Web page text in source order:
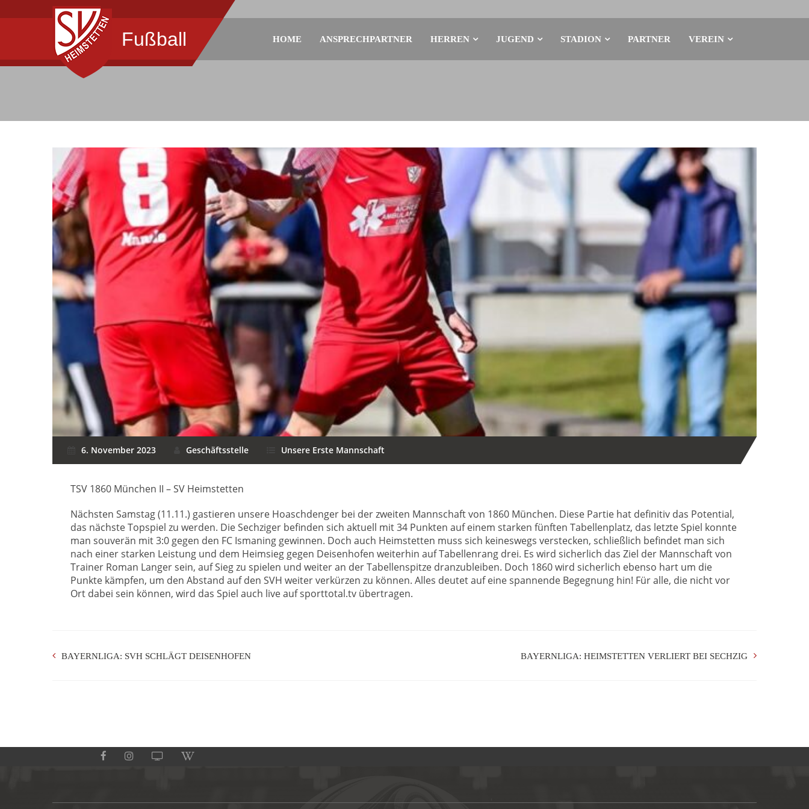
Fußball HOME ANSPRECHPARTNER HERREN JUGEND STADION PARTNER VEREIN
6. November 2023 Geschäftsstelle Unsere Erste Mannschaft
TSV 1860 München II – SV Heimstetten
Nächsten Samstag (11.11.) gastieren unsere Hoaschdenger bei der zweiten Mannschaft von 1860 München. Diese Partie hat definitiv das Potential,
das nächste Topspiel zu werden. Die Sechziger befinden sich aktuell mit 34 Punkten auf einem starken fünften Tabellenplatz, das letzte Spiel konnte
man souverän mit 3:0 gegen den FC Ismaning gewinnen. Doch auch Heimstetten muss sich keineswegs verstecken, schließlich befindet man sich
nach einer starken Leistung und dem Heimsieg gegen Deisenhofen weiterhin auf Tabellenrang drei. Es wird sicherlich das Ziel der Mannschaft von
Trainer Roman Langer sein, auf Sieg zu spielen und weiter an der Tabellenspitze dranzubleiben. Doch 1860 wird sicherlich ebenso hart um die
Punkte kämpfen, um den Abstand auf den SVH weiter verkürzen zu können. Alles deutet auf eine spannende Begegnung hin! Für alle, die nicht vor
Ort dabei sein können, wird das Spiel auch live auf sporttotal.tv übertragen.
BAYERNLIGA: SVH SCHLÄGT DEISENHOFEN BAYERNLIGA: HEIMSTETTEN VERLIERT BEI SECHZIG